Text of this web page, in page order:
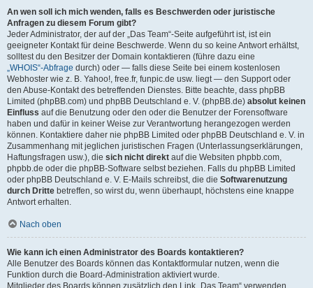
An wen soll ich mich wenden, falls es Beschwerden oder juristische
Anfragen zu diesem Forum gibt?
Jeder Administrator, der auf der „Das Team“-Seite aufgeführt ist, ist ein
geeigneter Kontakt für deine Beschwerde. Wenn du so keine Antwort erhältst,
solltest du den Besitzer der Domain kontaktieren (führe dazu eine
„WHOIS“-Abfrage durch) oder — falls diese Seite bei einem kostenlosen
Webhoster wie z. B. Yahoo!, free.fr, funpic.de usw. liegt — den Support oder
den Abuse-Kontakt des betreffenden Dienstes. Bitte beachte, dass phpBB
Limited (phpBB.com) und phpBB Deutschland e. V. (phpBB.de) absolut keinen
Einfluss auf die Benutzung oder den oder die Benutzer der Forensoftware
haben und dafür in keiner Weise zur Verantwortung herangezogen werden
können. Kontaktiere daher nie phpBB Limited oder phpBB Deutschland e. V. in
Zusammenhang mit jeglichen juristischen Fragen (Unterlassungserklärungen,
Haftungsfragen usw.), die sich nicht direkt auf die Websiten phpbb.com,
phpbb.de oder die phpBB-Software selbst beziehen. Falls du phpBB Limited
oder phpBB Deutschland e. V. E-Mails schreibst, die die Softwarenutzung
durch Dritte betreffen, so wirst du, wenn überhaupt, höchstens eine knappe
Antwort erhalten.
Nach oben
Wie kann ich einen Administrator des Boards kontaktieren?
Alle Benutzer des Boards können das Kontaktformular nutzen, wenn die
Funktion durch die Board-Administration aktiviert wurde.
Mitglieder des Boards können zusätzlich den Link „Das Team“ verwenden.